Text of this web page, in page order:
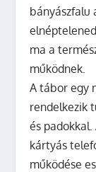
bányászfalu
ma a
működnek.
A tábor egy
rendelkezik
és
kártyás
működése